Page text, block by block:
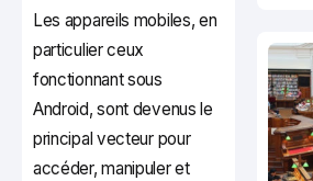
Les appareils mobiles, en
particulier ceux
fonctionnant sous
Android, sont devenus le
principal vecteur pour
accéder, manipuler et